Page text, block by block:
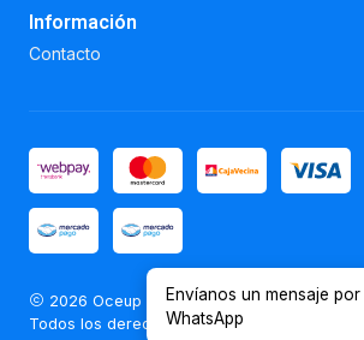
Información
Contacto
2026 Oceup Educación Continua.
Todos los derechos reservados
Envíanos un mensaje por
WhatsApp